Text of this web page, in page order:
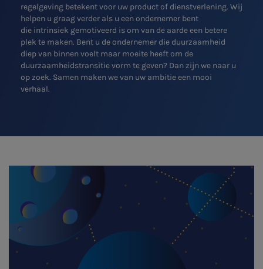
SNEL UW ANTWOORD VINDEN
Zonder gedoe
Typ hieronder uw zoekterm
Meest gezochte onderwerpen
Jaarrekening controle
Belastingadvies
regelgeving betekent voor uw product of dienstverlening. Wij
helpen u graag verder als u een ondernemer bent
die intrinsiek gemotiveerd is om van de aarde een betere
plek te maken. Bent u de ondernemer die duurzaamheid
diep van binnen voelt maar moeite heeft om de
duurzaamheidstransitie vorm te geven? Dan zijn we naar u
op zoek. Samen maken we van uw ambitie een mooi
verhaal.